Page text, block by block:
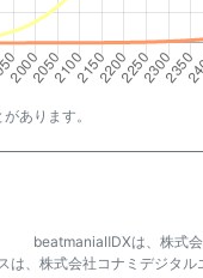
あります。
beatmaniaⅡDXは、株式
は、株式会社コナミデジタル